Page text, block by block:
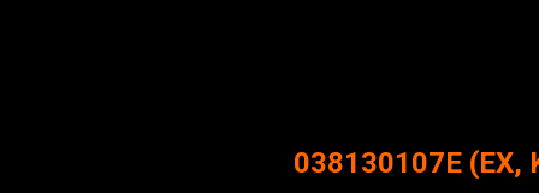
038130107E (EX,